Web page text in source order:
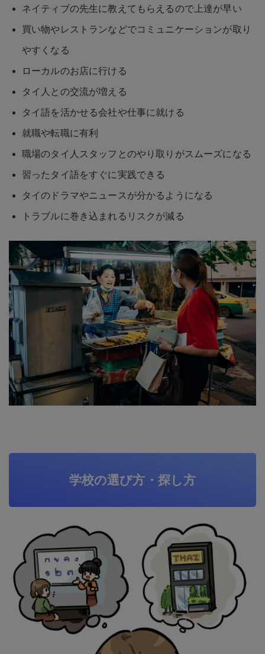
ネイティブの先生に教えてもらえるので上達が早い
買い物やレストランなどでコミュニケーションが取り
やすくなる
ローカルのお店に行ける
タイ人との交流が増える
タイ語を活かせる会社や仕事に就ける
就職や転職に有利
職場のタイ人スタッフとのやり取りがスムーズになる
習ったタイ語をすぐに実践できる
タイのドラマやニュースが分かるようになる
トラブルに巻き込まれるリスクが減る
学校の選び方・探し方